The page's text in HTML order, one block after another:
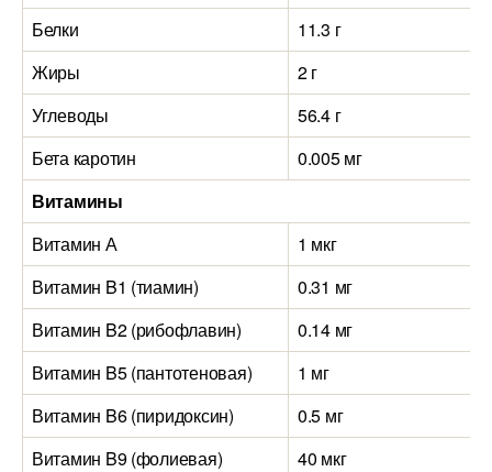
Белки
11.3 г
Жиры
2 г
Углеводы
56.4 г
Бета каротин
0.005 мг
Витамины
Витамин А
1 мкг
Витамин B1 (тиамин)
0.31 мг
Витамин B2 (рибофлавин)
0.14 мг
Витамин B5 (пантотеновая)
1 мг
Витамин B6 (пиридоксин)
0.5 мг
Витамин B9 (фолиевая)
40 мкг